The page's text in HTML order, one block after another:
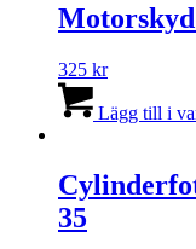
325 kr
Lägg till i
35